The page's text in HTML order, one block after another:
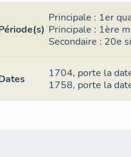
Principale : 1er
Principale : 1ère
Secondaire : 20e
1704, porte la
1758, porte la